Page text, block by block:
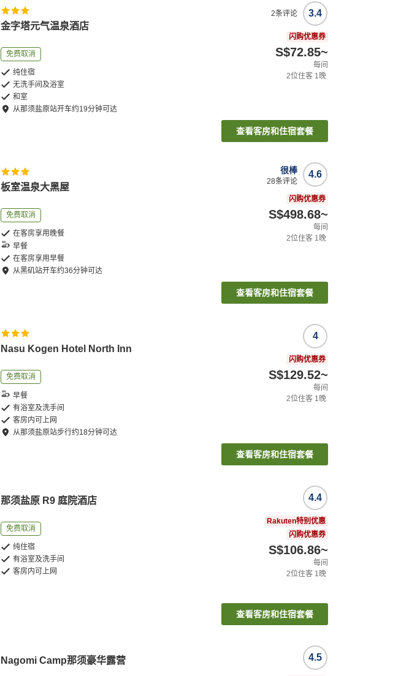
金字塔元气温泉酒店
免费取消
纯住宿
无洗手间及浴室
和室
从那须盐原站开车约19分钟可达
3.4
2条评论
闪购优惠券
S$72.85~
每间
2位住客 1晚
查看客房和住宿套餐
板室温泉大黑屋
免费取消
在客房享用晚餐
早餐
在客房享用早餐
从黑矶站开车约36分钟可达
4.6
很棒
28条评论
闪购优惠券
S$498.68~
每间
2位住客 1晚
查看客房和住宿套餐
Nasu Kogen Hotel North Inn
免费取消
早餐
有浴室及洗手间
客房内可上网
从那须盐原站步行约18分钟可达
4
闪购优惠券
S$129.52~
每间
2位住客 1晚
查看客房和住宿套餐
那须盐原 R9 庭院酒店
免费取消
纯住宿
有浴室及洗手间
客房内可上网
4.4
Rakuten特别优惠
闪购优惠券
S$106.86~
每间
2位住客 1晚
查看客房和住宿套餐
Nagomi Camp那须豪华露营 4.5